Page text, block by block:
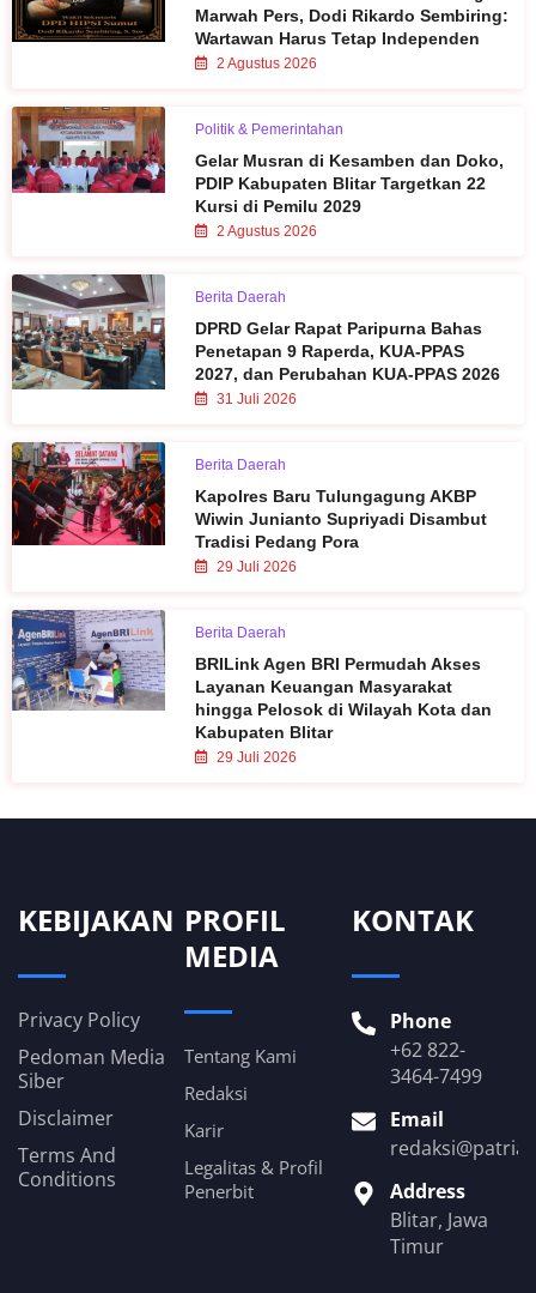
Marwah Pers, Dodi Rikardo Sembiring:
Wartawan Harus Tetap Independen
2 Agustus 2026
Politik & Pemerintahan
Gelar Musran di Kesamben dan Doko,
PDIP Kabupaten Blitar Targetkan 22
Kursi di Pemilu 2029
2 Agustus 2026
Berita Daerah
DPRD Gelar Rapat Paripurna Bahas
Penetapan 9 Raperda, KUA-PPAS
2027, dan Perubahan KUA-PPAS 2026
31 Juli 2026
Berita Daerah
Kapolres Baru Tulungagung AKBP
Wiwin Junianto Supriyadi Disambut
Tradisi Pedang Pora
29 Juli 2026
Berita Daerah
BRILink Agen BRI Permudah Akses
Layanan Keuangan Masyarakat
hingga Pelosok di Wilayah Kota dan
Kabupaten Blitar
29 Juli 2026
KEBIJAKAN
Privacy Policy
Pedoman Media
Siber
Disclaimer
Terms And
Conditions
PROFIL
MEDIA
Tentang Kami
Redaksi
Karir
Legalitas & Profil
Penerbit
KONTAK
Phone
+62 822-
3464-7499
Email
Address
Blitar, Jawa
Timur